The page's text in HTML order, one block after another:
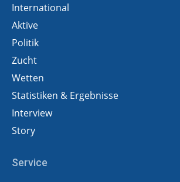
International
Aktive
Politik
Zucht
Wetten
Statistiken & Ergebnisse
Interview
Story
Service